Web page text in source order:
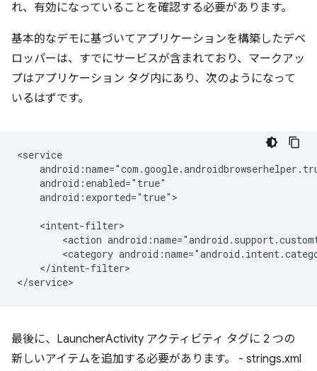
れ、有効になっていることを確認する必要があります。
基本的なデモに基づいてアプリケーションを構築したデベ
ロッパーは、すでにサービスが含まれており、マークアッ
プはアプリケーション タグ内にあり、次のようになって
いるはずです。
android:exported="true">
<action
<category
</intent-filter>
最後に、LauncherActivity アクティビティ タグに 2 つの
新しいアイテムを追加する必要があります。 - strings.xml